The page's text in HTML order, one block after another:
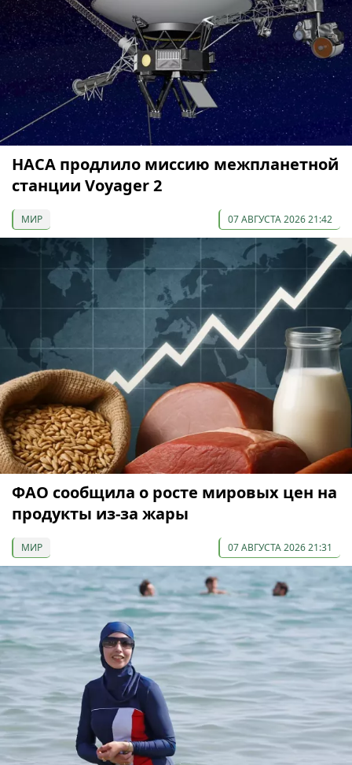
НАСА продлило миссию межпланетной
станции Voyager 2
МИР 07 АВГУСТА 2026 21:42
ФАО сообщила о росте мировых цен на
продукты из-за жары
МИР 07 АВГУСТА 2026 21:31